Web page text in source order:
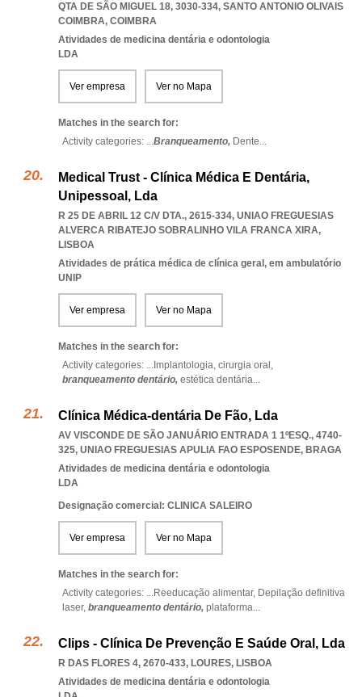
QTA DE SÃO MIGUEL 18, 3030-334, SANTO ANTONIO OLIVAIS
COIMBRA, COIMBRA
Atividades de medicina dentária e odontologia
LDA
Ver empresa Ver no Mapa
Matches in the search for:
Activity categories: ...Branqueamento, Dente...
Medical Trust - Clínica Médica E Dentária,
Unipessoal, Lda
R 25 DE ABRIL 12 C/V DTA., 2615-334, UNIAO FREGUESIAS
ALVERCA RIBATEJO SOBRALINHO VILA FRANCA XIRA,
LISBOA
Atividades de prática médica de clínica geral, em ambulatório
UNIP
Ver empresa Ver no Mapa
Matches in the search for:
Activity categories: ... Implantologia, cirurgia oral,
branqueamento dentário, estética dentária...
Clínica Médica-dentária De Fão, Lda
AV VISCONDE DE SÃO JANUÁRIO ENTRADA 1 1ºESQ., 4740-
325, UNIAO FREGUESIAS APULIA FAO ESPOSENDE, BRAGA
Atividades de medicina dentária e odontologia
LDA
Designação comercial: CLINICA SALEIRO
Ver empresa Ver no Mapa
Matches in the search for:
Activity categories: ...Reeducação alimentar, Depilação definitiva
laser, branqueamento dentário, plataforma...
Clips - Clínica De Prevenção E Saúde Oral, Lda
R DAS FLORES 4, 2670-433, LOURES, LISBOA
Atividades de medicina dentária e odontologia